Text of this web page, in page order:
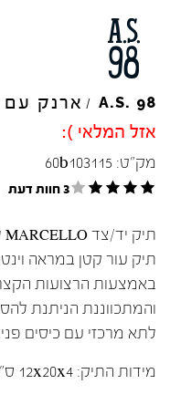
A.S. 98
/ ארנק עם
אזל המלאי ):
מק"ט: 60b103115
3 חוות דעת
תיק יד/צד MARCELLO של A.S.98.
תיק עור קטן במראה
באמצעות הרצועות
והמתכווננת הניתנת
לתא מרכזי עם כיסים
מידות התיק: 12x20x4 ס"מ.